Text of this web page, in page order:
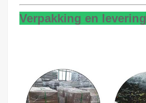
Verpakking en levering